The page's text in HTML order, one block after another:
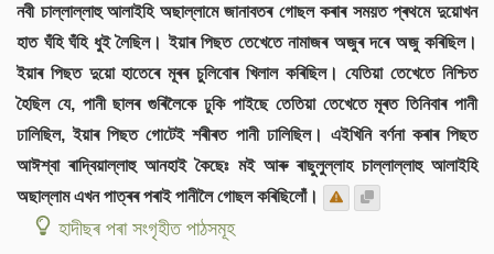
নবী চাল্লাল্লাহু আলাইহি অছাল্লামে জানাবতৰ গোছল কৰাৰ সময়ত প্ৰথমে দুয়োখন
হাত ঘঁহি ঘঁহি ধুই লৈছিল। ইয়াৰ পিছত তেখেতে নামাজৰ অজুৰ দৰে অজু কৰিছিল।
ইয়াৰ পিছত দুয়ো হাতেৰে মূৰৰ চুলিবোৰ খিলাল কৰিছিল। যেতিয়া তেখেতে নিশ্চিত
হৈছিল যে, পানী ছালৰ গুৰিলৈকে ঢুকি পাইছে তেতিয়া তেখেতে মূৰত তিনিবাৰ পানী
ঢালিছিল, ইয়াৰ পিছত গোটেই শৰীৰত পানী ঢালিছিল। এইখিনি বৰ্ণনা কৰাৰ পিছত
আঈশ্বা ৰাদ্বিয়াল্লাহু আনহাই কৈছেঃ মই আৰু ৰাছুলুল্লাহ চাল্লাল্লাহু আলাইহি
অছাল্লাম এখন পাত্ৰৰ পৰাই পানীলৈ গোছল কৰিছিলোঁ।
হাদীছৰ পৰা সংগৃহীত পাঠসমূহ